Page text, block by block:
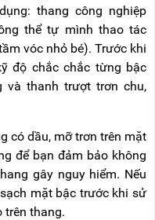
thang công nghiệp
thể tự mình thao tác
vóc nhỏ bé). Trước khi
độ chắc chắc từng bậc
và thanh trượt trơn chu,
có dầu, mỡ trơn trên mặt
để bạn đảm bảo không
gây nguy hiểm. Nếu
mặt bậc trước khi sử
trên thang.